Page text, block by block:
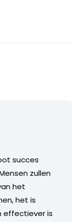
succes
zullen
het
het is
effectiever is